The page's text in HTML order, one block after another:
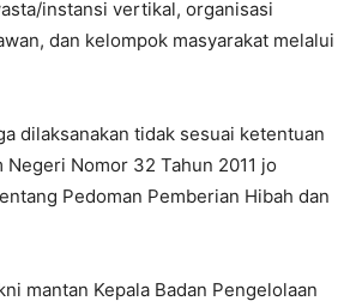
instansi vertikal, organisasi
dan kelompok masyarakat melalui
dilaksanakan tidak sesuai ketentuan
Nomor 32 Tahun 2011 jo
Pedoman Pemberian Hibah dan
mantan Kepala Badan Pengelolaan